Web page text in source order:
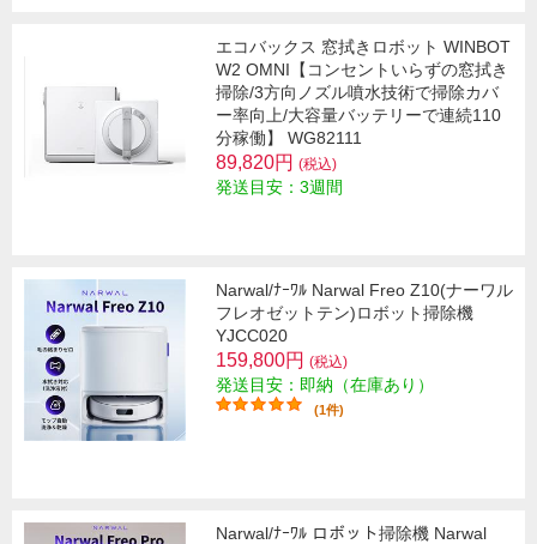
エコバックス 窓拭きロボット WINBOT
W2 OMNI【コンセントいらずの窓拭き
掃除/3方向ノズル噴水技術で掃除カバ
ー率向上/大容量バッテリーで連続110
分稼働】 WG82111
89,820円 (税込)
発送目安：3週間
Narwal/ﾅｰﾜﾙ Narwal Freo Z10(ナーワル
フレオゼットテン)ロボット掃除機
YJCC020
159,800円 (税込)
発送目安：即納（在庫あり）
(1件)
Narwal/ﾅｰﾜﾙ ロボット掃除機 Narwal